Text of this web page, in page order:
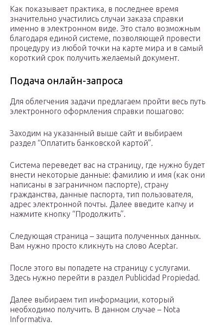
Как показывает практика, в последнее время
значительно участились случаи заказа справки
именно в электронном виде. Это стало возможным
благодаря единой системе, позволяющей провести
процедуру из любой точки на карте мира и в самый
короткий срок получить желаемый документ.
Подача онлайн-запроса
Для облегчения задачи предлагаем пройти весь путь
электронного оформления справки пошагово:
Заходим на указанный выше сайт и выбираем
раздел “Оплатить банковской картой”.
Система переведет вас на страницу, где нужно будет
внести некоторые данные: фамилию и имя (как они
написаны в заграничном паспорте), страну
гражданства, данные паспорта, тип пользователя,
адрес электронной почты. Далее введите капчу и
нажмите кнопку “Продолжить”.
Следующая страница – защита полученных данных.
Вам нужно просто кликнуть на слово Aceptar.
После этого вы попадете на страницу с услугами.
Здесь нужно перейти в раздел Publicidad Propiedad.
Далее выбираем тип информации, который
необходимо получить. В данном случае – Nota
Informativa.